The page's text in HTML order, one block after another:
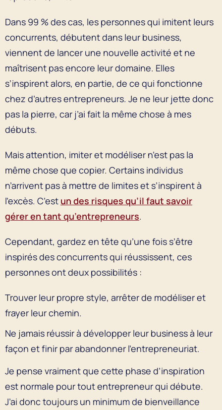
Dans 99 % des cas, les personnes qui imitent leurs
concurrents, débutent dans leur business,
viennent de lancer une nouvelle activité et ne
maîtrisent pas encore leur domaine. Elles
s’inspirent alors, en partie, de ce qui fonctionne
chez d’autres entrepreneurs. Je ne leur jette donc
pas la pierre, car j’ai fait la même chose à mes
débuts.
Mais attention, imiter et modéliser n’est pas la
même chose que copier. Certains individus
n’arrivent pas à mettre de limites et s’inspirent à
l’excès. C’est un des risques qu’il faut savoir
gérer en tant qu’entrepreneurs.
Cependant, gardez en tête qu’une fois s’être
inspirés des concurrents qui réussissent, ces
personnes ont deux possibilités :
Trouver leur propre style, arrêter de modéliser et
frayer leur chemin.
Ne jamais réussir à développer leur business à leur
façon et finir par abandonner l’entrepreneuriat.
Je pense vraiment que cette phase d’inspiration
est normale pour tout entrepreneur qui débute.
J’ai donc toujours un minimum de bienveillance